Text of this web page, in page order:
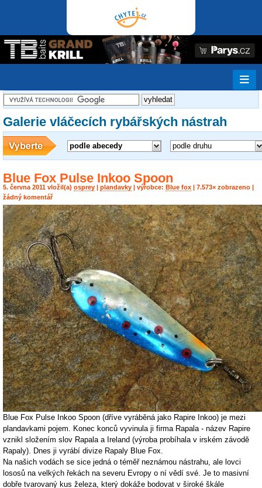
Galerie vláčecích rybářských nástrah
podle abecedy podle druhu
Blue Fox Pulse Inkoo Spoon
5. června 2011 vložil(a) osprey plandavky | výrobce: Blue fox | 7.573× zobrazeno |
žádný komentář
Blue Fox Pulse Inkoo Spoon (dříve vyráběná jako Rapire Inkoo) je mezi
plandavkami pojem. Konec konců vyvinula ji firma Rapala - název Rapire
vznikl složením slov Rapala a Ireland (výroba probíhala v irském závodě
Rapaly). Dnes ji vyrábí divize Rapaly Blue Fox.
Na našich vodách se sice jedná o téměř neznámou nástrahu, ale lovci
lososů na velkých řekách na severu Evropy o ní vědí své. Je to masivní
dobře tvarovaný kus železa, který dokáže bodovat v široké škále